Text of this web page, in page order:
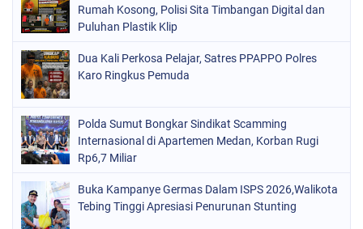
Rumah Kosong, Polisi Sita Timbangan Digital dan
Puluhan Plastik Klip
Dua Kali Perkosa Pelajar, Satres PPAPPO Polres
Karo Ringkus Pemuda
Polda Sumut Bongkar Sindikat Scamming
Internasional di Apartemen Medan, Korban Rugi
Rp6,7 Miliar
Buka Kampanye Germas Dalam ISPS 2026,Walikota
Tebing Tinggi Apresiasi Penurunan Stunting